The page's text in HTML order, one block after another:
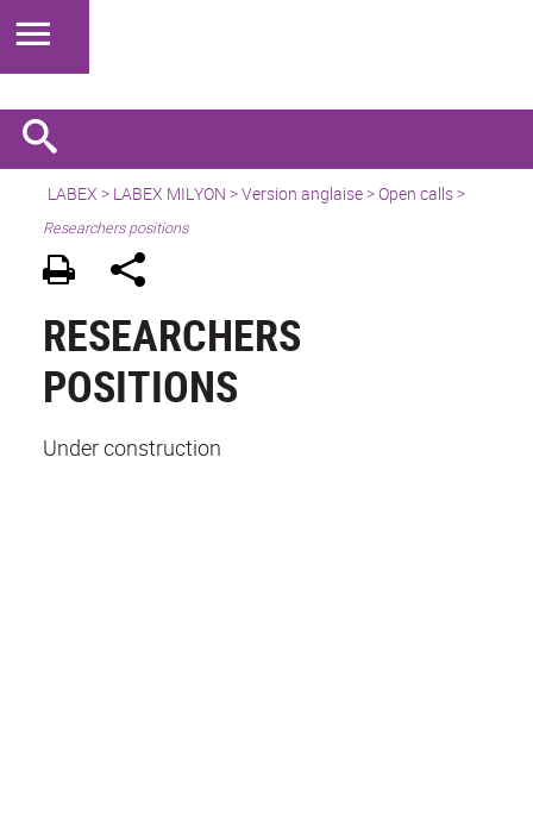
LABEX > LABEX MILYON >Version anglaise>Open calls>
Researchers positions
RESEARCHERS
POSITIONS
Under construction